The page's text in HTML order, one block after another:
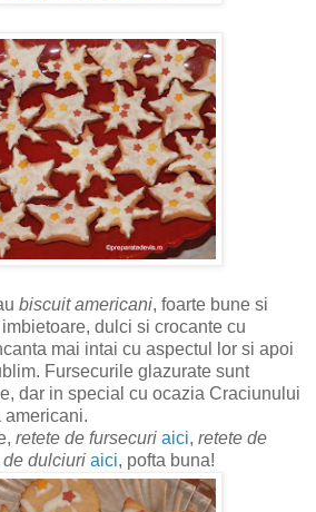
biscuit americani, foarte bune si
dulci si crocante cu
mai intai cu aspectul lor si apoi
Fursecurile glazurate sunt
dar in special cu ocazia Craciunului
americani.
retete de fursecuri aici, retete de
de dulciuri aici, pofta buna!